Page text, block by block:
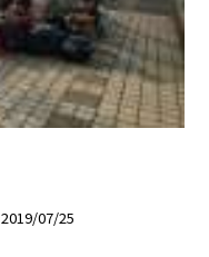
2019/07/25